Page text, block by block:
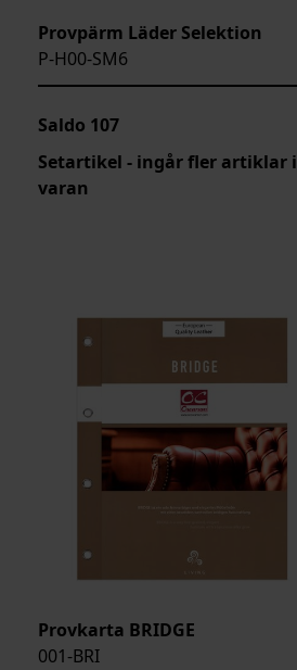
Provpärm Läder Selektion
P-H00-SM6
Saldo 107
Setartikel - ingår fler artiklar i
varan
Provkarta BRIDGE
001-BRI